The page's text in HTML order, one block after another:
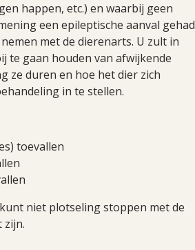
happen, etc.) en waarbij geen
een epileptische aanval gehad
met de dierenarts. U zult in
te gaan houden van afwijkende
ze duren en hoe het dier zich
in te stellen.
toevallen
niet plotseling stoppen met de
zijn.